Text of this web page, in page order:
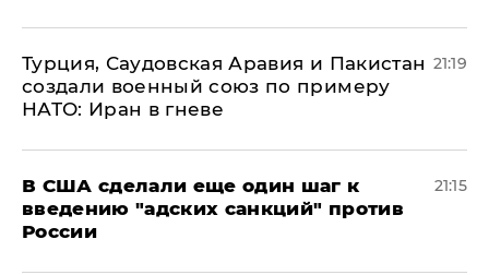
Турция, Саудовская Аравия и Пакистан
создали военный союз по примеру
НАТО: Иран в гневе
21:19
В США сделали еще один шаг к
введению "адских санкций" против
России
21:15